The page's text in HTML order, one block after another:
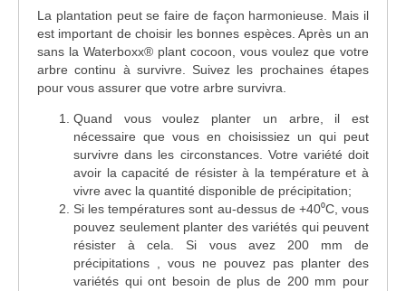
La plantation peut se faire de façon harmonieuse. Mais il
est important de choisir les bonnes espèces. Après un an
sans la Waterboxx® plant cocoon, vous voulez que votre
arbre continu à survivre. Suivez les prochaines étapes
pour vous assurer que votre arbre survivra.
Quand vous voulez planter un arbre, il est
nécessaire que vous en choisissiez un qui peut
survivre dans les circonstances. Votre variété doit
avoir la capacité de résister à la température et à
vivre avec la quantité disponible de précipitation;
Si les températures sont au-dessus de +40⁰C, vous
pouvez seulement planter des variétés qui peuvent
résister à cela. Si vous avez 200 mm de
précipitations , vous ne pouvez pas planter des
variétés qui ont besoin de plus de 200 mm pour